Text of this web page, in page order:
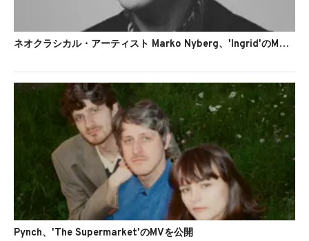
ネオクラシカル・アーティスト Marko Nyberg、'Ingrid'のMVを公開
Pynch、'The Supermarket'のMVを公開